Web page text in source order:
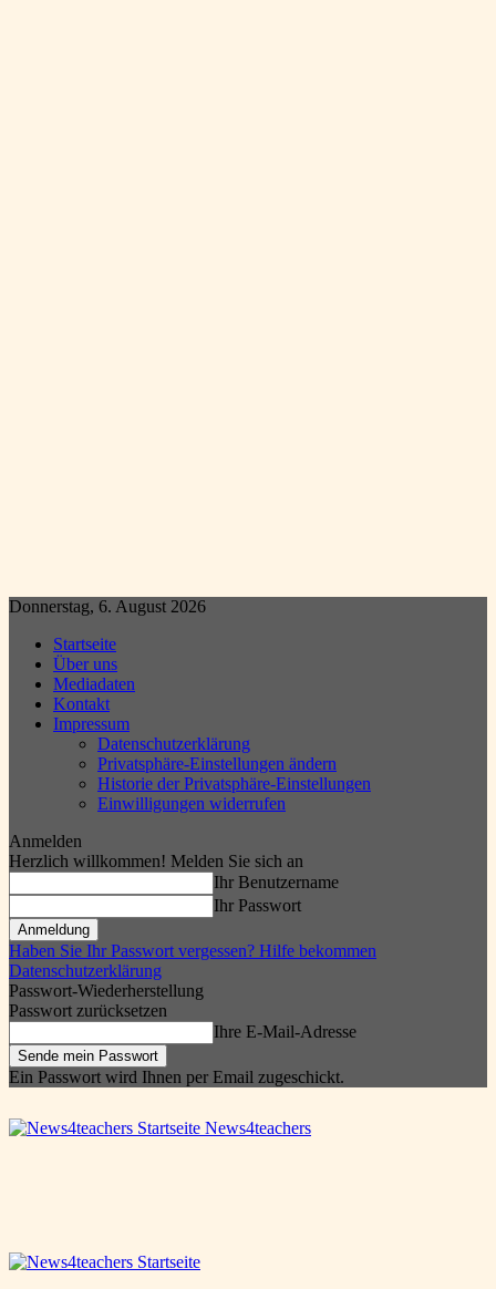
Donnerstag, 6. August 2026
Startseite
Über uns
Mediadaten
Kontakt
Impressum
Datenschutzerklärung
Privatsphäre-Einstellungen ändern
Historie der Privatsphäre-Einstellungen
Einwilligungen widerrufen
Anmelden
Herzlich willkommen! Melden Sie sich an
Ihr Benutzername
Ihr Passwort
Haben Sie Ihr Passwort vergessen? Hilfe bekommen
Datenschutzerklärung
Passwort-Wiederherstellung
Passwort zurücksetzen
Ihre E-Mail-Adresse
Ein Passwort wird Ihnen per Email zugeschickt.
News4teachers